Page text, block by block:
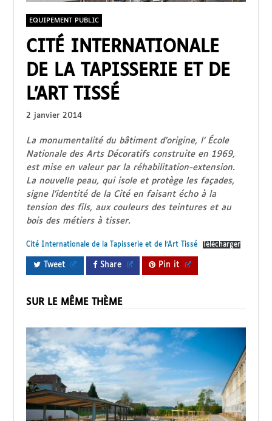
EQUIPEMENT PUBLIC
CITÉ INTERNATIONALE
DE LA TAPISSERIE ET DE
L’ART TISSÉ
2 janvier 2014
La monumentalité du bâtiment d’origine, l’ École
Nationale des Arts Décoratifs construite en 1969,
est mise en valeur par la réhabilitation-extension.
La nouvelle peau, qui isole et protège les façades,
signe l’identité de la Cité en faisant écho à la
tension des fils, aux couleurs des teintures et au
bois des métiers à tisser.
Cité Internationale de la Tapisserie et de l’Art Tissé Télécharger
Tweet Share Pin it
SUR LE MÊME THÈME